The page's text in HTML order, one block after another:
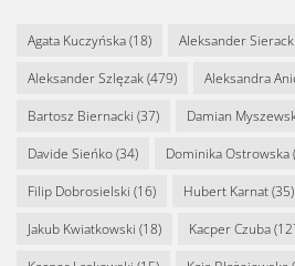
Agata Kuczyńska(18) Aleksander Sieracki
Aleksander Szlęzak(479) Aleksandra
Bartosz Biernacki (37) Damian
Davide Sieńko(34) Dominika Ostrowska
Filip Dobrosielski (16) Hubert Karnat(35)
Jakub Kwiatkowski (18) Kacper Czuba